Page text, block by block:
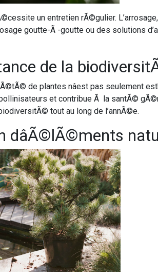
un entretien rÃ©gulier.
goutte-Ã -goutte ou des solutions
de la
de plantes nâest pas seulement
et contribue Ã la santÃ©
tout au long de l’annÃ©e.
dâÃ©lÃ©ments